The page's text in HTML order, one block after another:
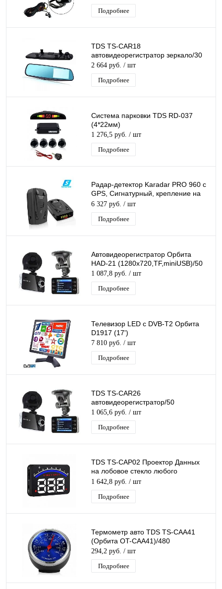
Подробнее
TDS TS-CAR18
автовидеорегистратор зеркало/30
2 664 руб. / шт
Подробнее
Система парковки TDS RD-037
(4*22мм)
1 276,5 руб. / шт
Подробнее
Радар-детектор Karadar PRO 960 с
GPS, Сигнатурный, крепление на
присоску
6 327 руб. / шт
Подробнее
Автовидеорегистратор Орбита
HAD-21 (1280х720,TF,miniUSB)/50
1 087,8 руб. / шт
Подробнее
Телевизор LED с DVB-T2 Орбита
D1917 (17')
7 810 руб. / шт
Подробнее
TDS TS-CAR26
автовидеорегистратор/50
1 065,6 руб. / шт
Подробнее
TDS TS-CAP02 Проектор Данных
на лобовое стекло любого
автомобиля Цветной
Нанотехнология Premium авто
1 642,8 руб. / шт
Подробнее
Термометр авто TDS TS-CAA41
(Орбита OT-CAA41)/480
294,2 руб. / шт
Подробнее